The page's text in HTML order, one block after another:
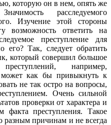
которую он в нем, опять же
расследуемого
Изучение этой стороны
возможность ответить на
преступление для
его? Так, следует обратить
который совершил большое
например,
как бы привыкнуть к
не так остро на вопросы,
Очень сильной
проверки от характера и
факта преступления. Такое
разным причинам и не всегда